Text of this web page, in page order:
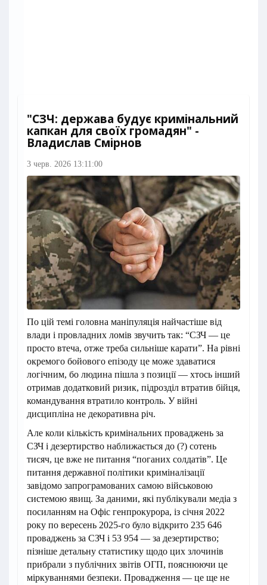
"СЗЧ: держава будує кримінальний
капкан для своїх громадян" -
Владислав Смірнов
3 черв. 2026 13:11:00
По цій темі головна маніпуляція найчастіше від
влади і провладних ломів звучить так: “СЗЧ — це
просто втеча, отже треба сильніше карати”. На рівні
окремого бойового епізоду це може здаватися
логічним, бо людина пішла з позиції — хтось інший
отримав додатковий ризик, підрозділ втратив бійця,
командування втратило контроль. У війні
дисципліна не декоративна річ.
Але коли кількість кримінальних проваджень за
СЗЧ і дезертирство наближається до (?) сотень
тисяч, це вже не питання “поганих солдатів”. Це
питання державної політики криміналізації
завідомо запрограмованих самою військовою
системою явищ. За даними, які публікували медіа з
посиланням на Офіс генпрокурора, із січня 2022
року по вересень 2025-го було відкрито 235 646
проваджень за СЗЧ і 53 954 — за дезертирство;
пізніше детальну статистику щодо цих злочинів
прибрали з публічних звітів ОГП, пояснюючи це
міркуваннями безпеки. Провадження — це ще не